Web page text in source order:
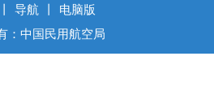
丨 导航 丨
电脑版
：中国民用航空局